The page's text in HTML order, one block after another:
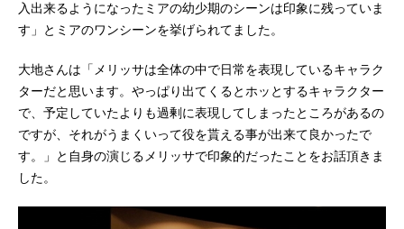
入出来るようになったミアの幼少期のシーンは印象に残っていま
す」とミアのワンシーンを挙げられてました。
大地さんは「メリッサは全体の中で日常を表現しているキャラク
ターだと思います。やっぱり出てくるとホッとするキャラクター
で、予定していたよりも過剰に表現してしまったところがあるの
ですが、それがうまくいって役を貰える事が出来て良かったで
す。」と自身の演じるメリッサで印象的だったことをお話頂きま
した。